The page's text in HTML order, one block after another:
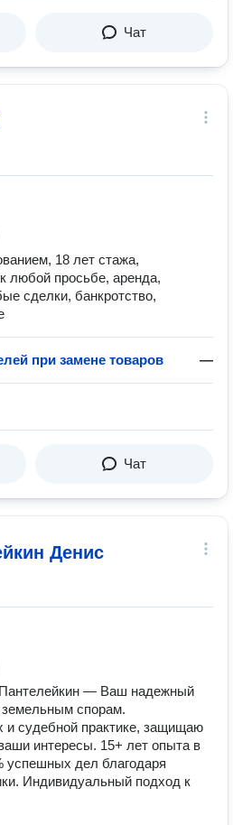
Чат
18 лет стажа,
любой просьбе, аренда,
сделки, банкротство,
при замене товаров —
Чат
Денис
— Ваш надежный
спорам.
и судебной практике, защищаю
интересы. 15+ лет опыта в
успешных дел благодаря
Индивидуальный подход к